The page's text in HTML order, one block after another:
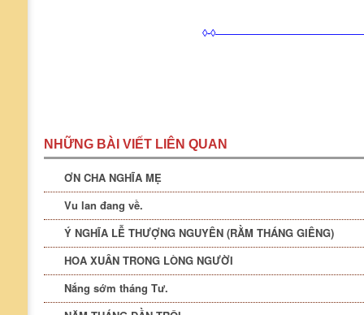
◊-
NHỮNG BÀI VIẾT LIÊN QUAN
ƠN CHA NGHĨA MẸ
Vu lan đang về.
Ý NGHĨA LỄ THƯỢNG NGUYÊN (RẰM THÁNG GIÊNG)
HOA XUÂN TRONG LÒNG NGƯỜI
Nắng sớm tháng Tư.